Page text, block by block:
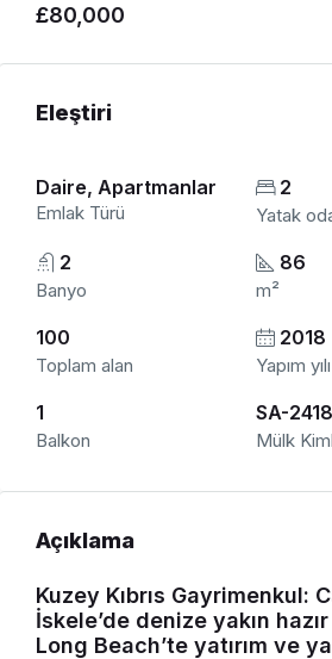
£80,000
Eleştiri
Daire, Apartmanlar
Emlak Türü
2
Yatak
2
Banyo
86
m²
100
Toplam alan
2018
Yapım yılı
1
Balkon
SA-2418
Mülk
Açıklama
Kuzey Kıbrıs Gayrimenkul:
İskele’de denize yakın
Long Beach’te yatırım ve